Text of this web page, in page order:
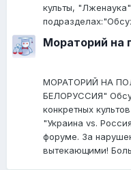
культы,
Мораторий на
МОРАТОРИЙ НА
БЕЛОРУССИЯ"
конкретных
"Украина vs.
форуме. За
вытекающими!